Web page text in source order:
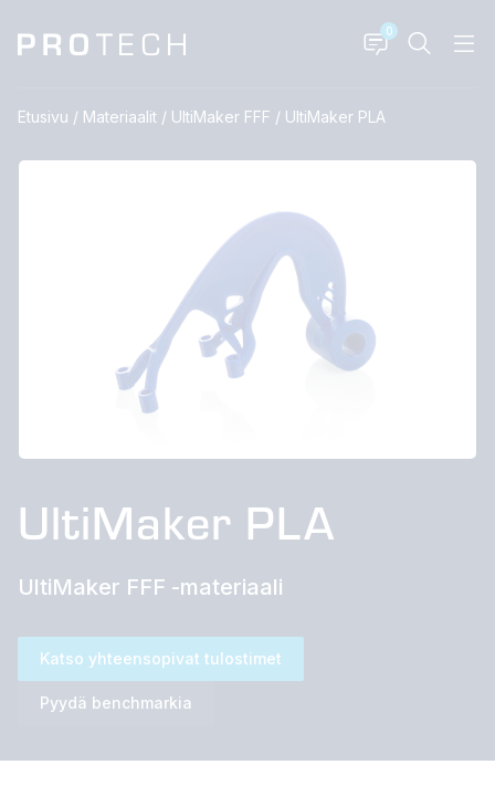
0
Etusivu / Materiaalit / UltiMaker FFF / UltiMaker PLA
UltiMaker PLA
UltiMaker FFF -materiaali
Katso yhteensopivat tulostimet
Pyydä benchmarkia